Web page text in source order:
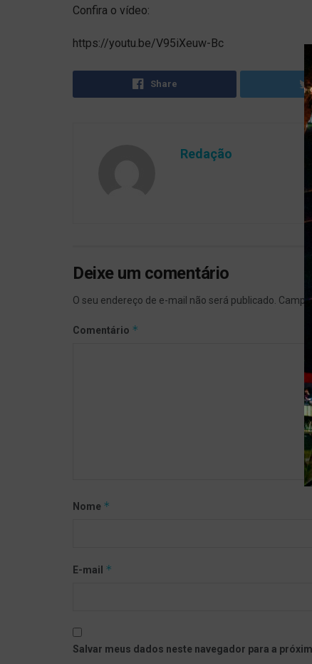
Confira o vídeo:
https://youtu.be/V95iXeuw-Bc
Share
Redação
Deixe um comentário
O seu endereço de e-mail não será publicado.
Comentário *
Nome *
E-mail *
Salvar meus dados neste navegador para a